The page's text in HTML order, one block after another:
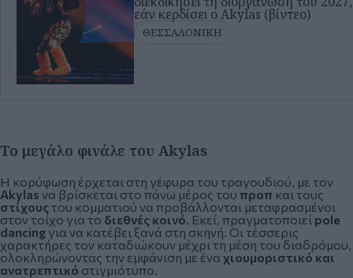
εάν κερδίσει ο Akylas (βίντεο)
ΘΕΣΣΑΛΟΝΙΚΗ
Το μεγάλο φινάλε του Akylas
Η κορύφωση έρχεται στη γέφυρα του τραγουδιού, με τον
Akylas να βρίσκεται στο πάνω μέρος του προπ και τους
στίχουςτου κομματιού να προβάλλονται μεταφρασμένοι
στον τοίχο για το διεθνές κοινό . Εκεί, πραγματοποιεί pole
dancing για να κατέβει ξανά στη σκηνή. Οι τέσσερις
χαρακτήρες τον καταδιώκουν μέχρι τη μέση του διαδρόμου,
ολοκληρώνοντας την εμφάνιση με ένα χιουμοριστικό και
ανατρεπτικό στιγμιότυπο.